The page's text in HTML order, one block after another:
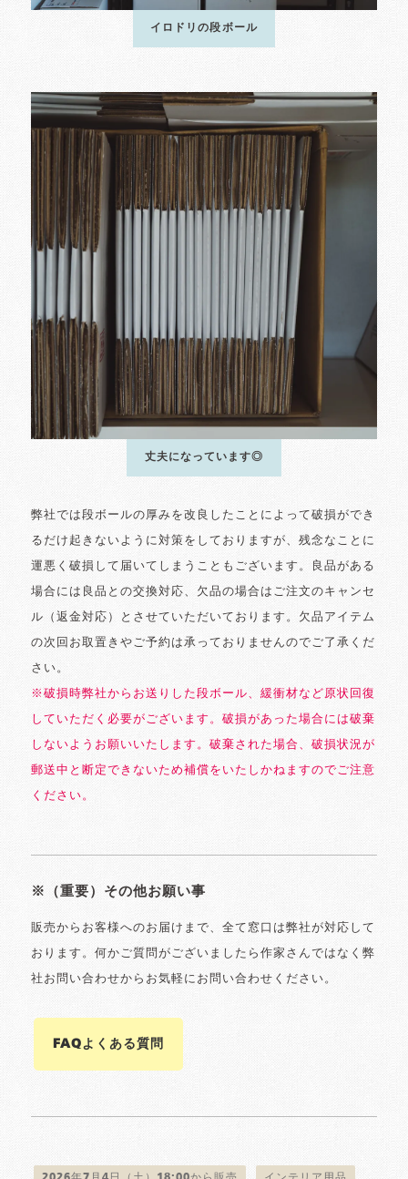
イロドリの段ボール
丈夫になっています◎
弊社では段ボールの厚みを改良したことによって破損ができ
るだけ起きないように対策をしておりますが、残念なことに
運悪く破損して届いてしまうこともございます。良品がある
場合には良品との交換対応、欠品の場合はご注文のキャンセ
ル（返金対応）とさせていただいております。欠品アイテム
の次回お取置きやご予約は承っておりませんのでご了承くだ
さい。
※破損時弊社からお送りした段ボール、緩衝材など原状回復
していただく必要がございます。破損があった場合には破棄
しないようお願いいたします。破棄された場合、破損状況が
郵送中と断定できないため補償をいたしかねますのでご注意
ください。
※（重要）その他お願い事
販売からお客様へのお届けまで、全て窓口は弊社が対応して
おります。何かご質問がございましたら作家さんではなく弊
社お問い合わせからお気軽にお問い合わせください。
FAQよくある質問